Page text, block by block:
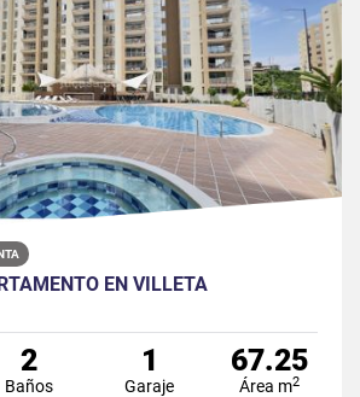
EN VILLETA
2
Baños
1
Garaje
67.25
Área m2